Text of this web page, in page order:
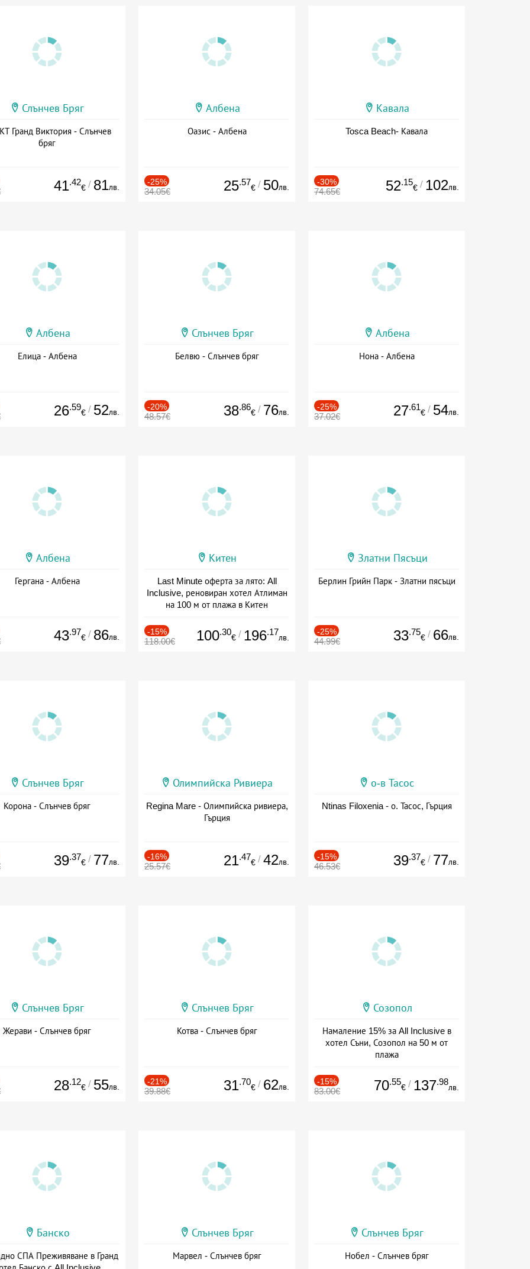
Слънчев Бряг
Гранд Виктория - Слънчев
бряг
41.42
€ / 81лв.
Албена
Оазис - Албена
-25%
34.05€ 25.57
€ / 50лв.
Кавала
Tosca Beach- Кавала
-30%
74.65€ 52.15
€ / 102лв.
Албена
Елица - Албена
26.59
€ / 52лв.
Слънчев Бряг
Белвю - Слънчев бряг
-20%
48.57€ 38.86
€ / 76лв.
Албена
Нона - Албена
-25%
37.02€ 27.61
€ / 54лв.
Албена
Гергана - Албена
43.97
€ / 86лв.
Китен
Last Minute оферта за лято: All
Inclusive, реновиран хотел Атлиман
на 100 м от плажа в Китен
-15%
118.00€ 100.30
€ / 196.17
лв.
Златни Пясъци
Берлин Грийн Парк - Златни пясъци
-25%
44.99€ 33.75
€ / 66лв.
Слънчев Бряг
Корона - Слънчев бряг
39.37
€ / 77лв.
Олимпийска Ривиера
Regina Mare - Олимпийска ривиера,
Гърция
-16%
25.57€ 21.47
€ / 42лв.
о-в Тасос
Ntinas Filoxenia - о. Тасос, Гърция
-15%
46.53€ 39.37
€ / 77лв.
Слънчев Бряг
Жерави - Слънчев бряг
28.12
€ / 55лв.
Слънчев Бряг
Котва - Слънчев бряг
-21%
39.88€ 31.70
€ / 62лв.
Созопол
Намаление 15% за All Inclusive в
хотел Съни, Созопол на 50 м от
плажа
-15%
83.00€ 70.55
€ / 137.98
лв.
Банско
СПА Преживяване в Гранд
Слънчев Бряг
Марвел - Слънчев бряг
Слънчев Бряг
Нобел - Слънчев бряг